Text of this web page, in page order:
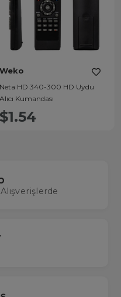
Weko
Neta HD 340-300 HD Uydu
Alıcı Kumandası
$1.54